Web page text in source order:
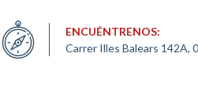
ENCUÉNTRENOS:
Carrer Illes Balears 142A,